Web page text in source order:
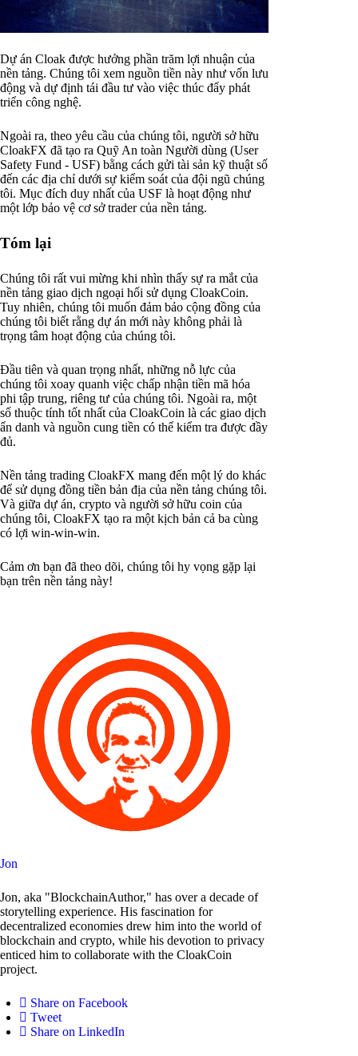
Dự án Cloak được hưởng phần trăm lợi nhuận của
nền tảng. Chúng tôi xem nguồn tiền này như vốn lưu
động và dự định tái đầu tư vào việc thúc đẩy phát
triển công nghệ.
Ngoài ra, theo yêu cầu của chúng tôi, người sở hữu
CloakFX đã tạo ra Quỹ An toàn Người dùng (User
Safety Fund - USF) bằng cách gửi tài sản kỹ thuật số
đến các địa chỉ dưới sự kiểm soát của đội ngũ chúng
tôi. Mục đích duy nhất của USF là hoạt động như
một lớp bảo vệ cơ sở trader của nền tảng.
Tóm lại
Chúng tôi rất vui mừng khi nhìn thấy sự ra mắt của
nền tảng giao dịch ngoại hối sử dụng CloakCoin.
Tuy nhiên, chúng tôi muốn đảm bảo cộng đồng của
chúng tôi biết rằng dự án mới này không phải là
trọng tâm hoạt động của chúng tôi.
Đầu tiên và quan trọng nhất, những nỗ lực của
chúng tôi xoay quanh việc chấp nhận tiền mã hóa
phi tập trung, riêng tư của chúng tôi. Ngoài ra, một
số thuộc tính tốt nhất của CloakCoin là các giao dịch
ẩn danh và nguồn cung tiền có thể kiểm tra được đầy
đủ.
Nền tảng trading CloakFX mang đến một lý do khác
để sử dụng đồng tiền bản địa của nền tảng chúng tôi.
Và giữa dự án, crypto và người sở hữu coin của
chúng tôi, CloakFX tạo ra một kịch bản cả ba cùng
có lợi win-win-win.
Cảm ơn bạn đã theo dõi, chúng tôi hy vọng gặp lại
bạn trên nền tảng này!
Jon
Jon, aka "BlockchainAuthor," has over a decade of
storytelling experience. His fascination for
decentralized economies drew him into the world of
blockchain and crypto, while his devotion to privacy
enticed him to collaborate with the CloakCoin
project.
Share on Facebook
Tweet
Share on LinkedIn